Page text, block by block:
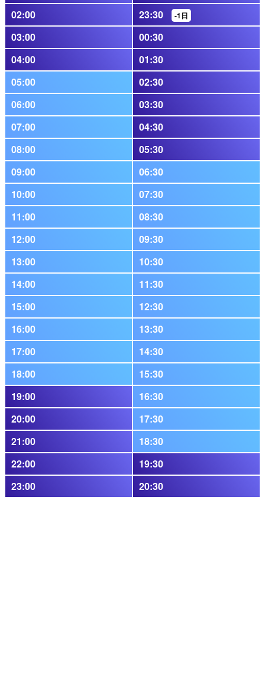
02:00 23:30 -1日
03:00
00:30
04:00
01:30
05:00
02:30
06:00
03:30
07:00
04:30
08:00
05:30
09:00
06:30
10:00
07:30
11:00
08:30
12:00
09:30
13:00
10:30
14:00
11:30
15:00
12:30
16:00
13:30
17:00
14:30
18:00
15:30
19:00
16:30
20:00
17:30
21:00
18:30
22:00
19:30
23:00
20:30